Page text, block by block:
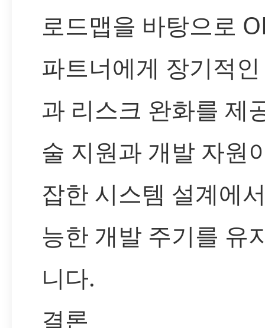
로드맵을 바탕으로
파트너에게 장기적
과 리스크 완화를 제
술 지원과 개발 자원
잡한 시스템 설계에
능한 개발 주기를 유
니다.
결론